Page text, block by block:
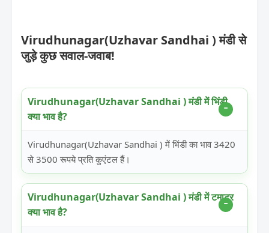
Virudhunagar(Uzhavar Sandhai ) मंडी से
जुड़े कुछ सवाल-जवाब!
Virudhunagar(Uzhavar Sandhai ) मंडी में भिंडी
क्या भाव है?
Virudhunagar(Uzhavar Sandhai ) में भिंडी का भाव 3420
से 3500 रूपये प्रति कुएंटल हैं।
Virudhunagar(Uzhavar Sandhai ) मंडी में टमाटर
क्या भाव है?